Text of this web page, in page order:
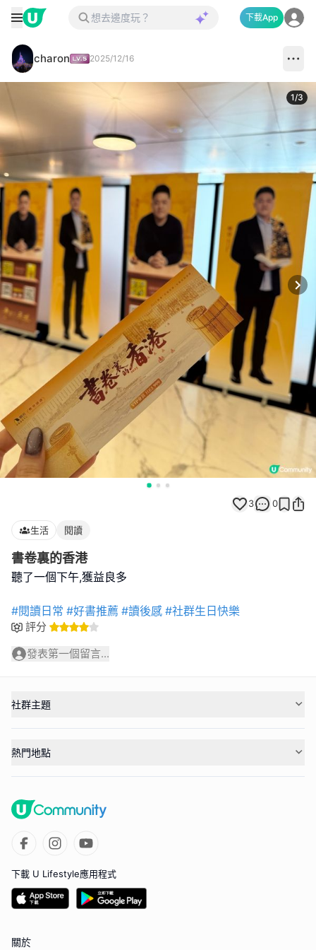
下載App
charon 2025/12/16
1/3
3 0
生活 閱讀
書卷裏的香港
聽了一個下午,獲益良多
#閱讀日常 #好書推薦 #讀後感 #社群生日快樂
評分
發表第一個留言...
社群主題
熱門地點
下載 U Lifestyle應用程式
關於